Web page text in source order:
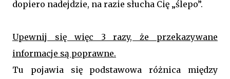
dopiero nadejdzie, na razie słucha Cię „ślepo”.
Upewnij się więc 3 razy, że przekazywane
informacje są poprawne.
Tu pojawia się podstawowa różnica między